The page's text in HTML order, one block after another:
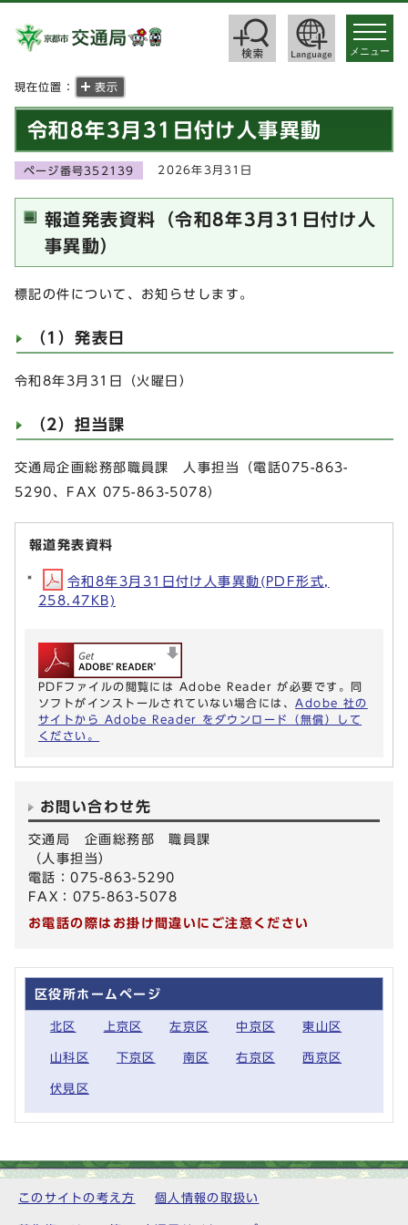
toggle
メニュー
現在位置： 表示
令和8年3月31日付け人事異動
ページ番号352139 2026年3月31日
報道発表資料（令和8年3月31日付け人
事異動）
標記の件について、お知らせします。
（1）発表日
令和8年3月31日（火曜日）
（2）担当課
交通局企画総務部職員課 人事担当（電話075-863-
5290、FAX 075-863-5078）
報道発表資料
令和8年3月31日付け人事異動(PDF形式,
258.47KB)
PDFファイルの閲覧には Adobe Reader が必要です。同
ソフトがインストールされていない場合には、 Adobe 社の
サイトから Adobe Reader をダウンロード（無償）して
ください。
お問い合わせ先
交通局 企画総務部 職員課
（人事担当）
電話：075-863-5290
FAX：075-863-5078
お電話の際はお掛け間違いにご注意ください
区役所ホームページ
北区 上京区 左京区 中京区 東山区
山科区 下京区 南区 右京区 西京区
伏見区
このサイトの考え方 個人情報の取扱い